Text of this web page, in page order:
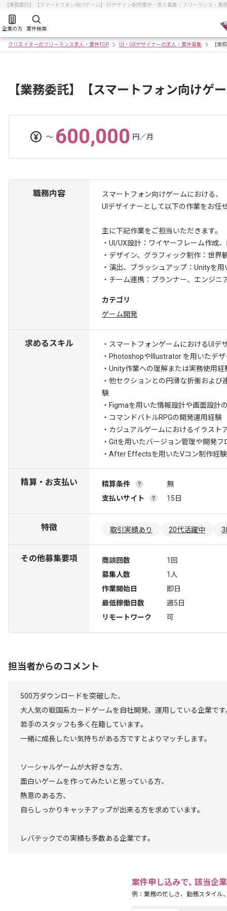
【業務委託】【スマートフォン向けゲーム】 UIデザイン制作案件・求人募集｜フリーランス・業
企業の方 案件検索
クリエイターのフリーランス求人・案件TOP UI・UXデザイナーの求人・案件募集 【業
【業務委託】【スマートフォン向けゲ
〜 600,000 円／月
職務内容
スマートフォン向けゲームにおける、
UIデザイナーとして以下の作業をお任
主に下記作業をご担当いただきます。
・UI/UX設計：ワイヤーフレーム作成
・デザイン、グラフィック制作：世
・演出、ブラッシュアップ：Unityを
・チーム連携：プランナー、エンジ
カテゴリ
ゲーム開発
求めるスキル
・スマートフォンゲームにおけるUIデ
・PhotoshopやIllustrator を用いたデ
・Unity作業への理解または実務使用経
・他セクションとの円滑な折衝および
験
・Figmaを用いた情報設計や画面設計
・コマンドバトルRPGの開発運用経験
・カジュアルゲームにおけるイラス
・Gitを用いたバージョン管理や開発フ
・After Effectsを用いたVコン制作経験
精算・お支払い 精算条件
無
支払いサイト
15日
特徴 取引実績あり 20代活躍中
その他募集要項 商談回数
1回
募集人数
1人
作業開始日
即日
最低稼働日数
週5日
リモートワーク
可
担当者からのコメント
500万ダウンロードを突破した、
大人気の戦国系カードゲームを自社開発、運用している企業です
若手のスタッフも多く在籍しています。
一緒に成長したい気持ちがある方ですとよりマッチします。
ソーシャルゲームが大好きな方、
面白いゲームを作ってみたいと思っている方、
熱意のある方、
自らしっかりキャッチアップが出来る方を求めています。
レバテックでの実績も多数ある企業です。
案件申し込みで､ 該当企
例：業務の忙しさ、勤務スタイル